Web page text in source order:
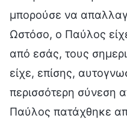
μπορούσε να
Ωστόσο, ο Παύλος
από εσάς, τους
είχε, επίσης,
περισσότερη σύνεση
Παύλος πατάχθηκε